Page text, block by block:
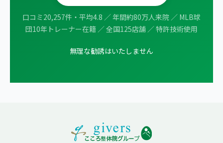
口コミ20,257件・平均4.8 ／ 年間約80万人来院 ／ MLB球
団10年トレーナー在籍 ／ 全国125店舗 ／ 特許技術使用
無理な勧誘はいたしません